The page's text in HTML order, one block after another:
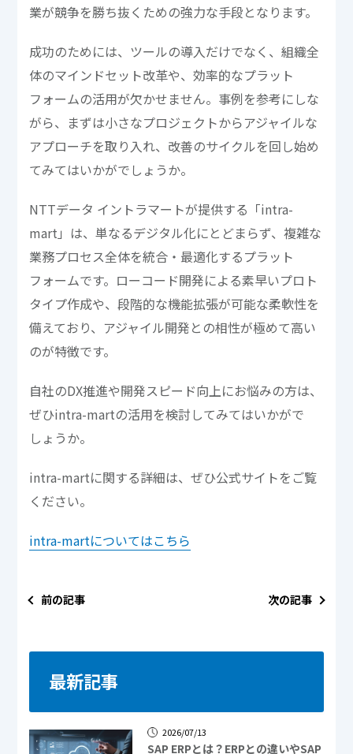
業が競争を勝ち抜くための強力な手段となります。
成功のためには、ツールの導入だけでなく、組織全
体のマインドセット改革や、効率的なプラット
フォームの活用が欠かせません。事例を参考にしな
がら、まずは小さなプロジェクトからアジャイルな
アプローチを取り入れ、改善のサイクルを回し始め
てみてはいかがでしょうか。
NTTデータ イントラマートが提供する「intra-
mart」は、単なるデジタル化にとどまらず、複雑な
業務プロセス全体を統合・最適化するプラット
フォームです。ローコード開発による素早いプロト
タイプ作成や、段階的な機能拡張が可能な柔軟性を
備えており、アジャイル開発との相性が極めて高い
のが特徴です。
自社のDX推進や開発スピード向上にお悩みの方は、
ぜひintra-martの活用を検討してみてはいかがで
しょうか。
intra-martに関する詳細は、ぜひ公式サイトをご覧
ください。
intra-martについてはこちら
前の記事 次の記事
最新記事
2026/07/13
SAP ERPとは？ERPとの違いやSAP